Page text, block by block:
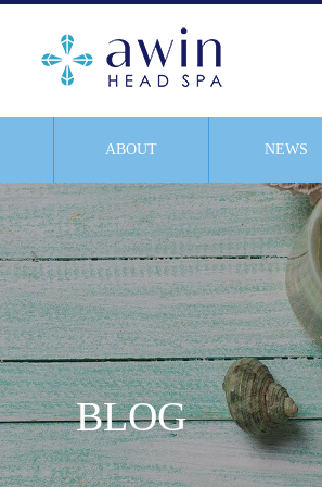
ABOUT NEWS
BLOG